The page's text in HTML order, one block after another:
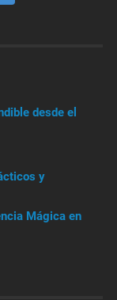
desde el
y
Mágica en